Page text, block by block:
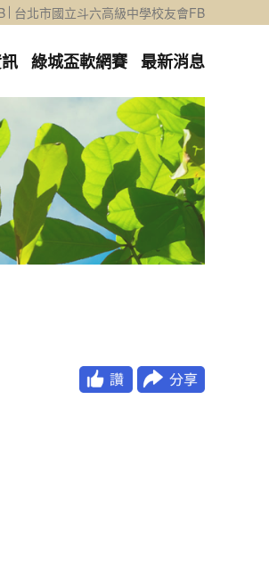
台北市國立斗六高級中學校友會FB
綠城盃軟網賽 最新消息